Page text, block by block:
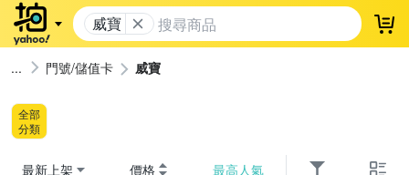
威寶 登
門號/儲值卡 威寶
全部
分類
最新上架 價格 最高人氣